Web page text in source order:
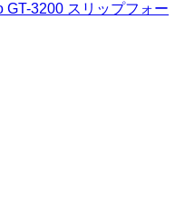
GT-3200 スリップフォー